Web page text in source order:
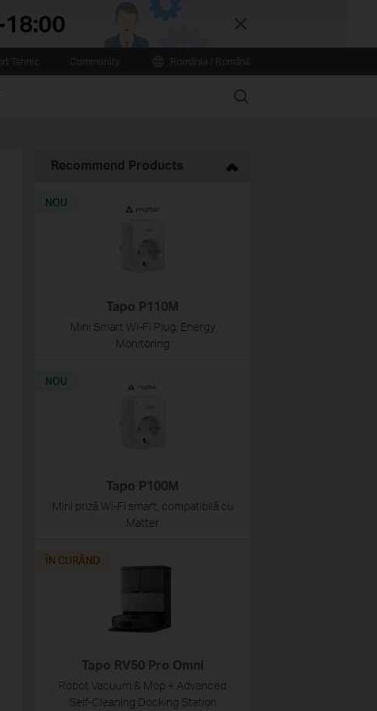
Close
Search
Recommend Products
Tapo P110M
Mini Smart Wi-Fi Plug, Energy
Monitoring
NOU
Tapo P100M
Mini priză Wi-Fi smart, compatibilă cu
Matter
NOU
Tapo RV50 Pro Omni
Robot Vacuum & Mop + Advanced
Self-Cleaning Docking Station
ÎN CURÂND